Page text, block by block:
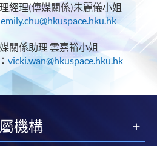
經理(傳媒關係)朱麗儀小姐
emily.chu@hkuspace.hku.hk
關係助理 雲嘉裕小姐
vicki.wan@hkuspace.hku.hk
機構